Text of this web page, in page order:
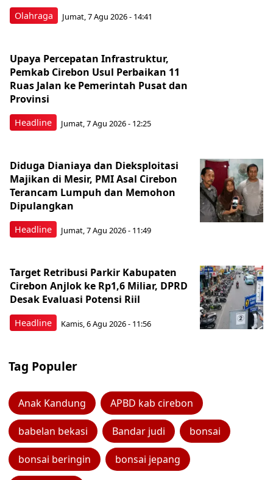
Olahraga Jumat, 7 Agu 2026 - 14:41
Headline
Upaya Percepatan Infrastruktur,
Pemkab Cirebon Usul Perbaikan 11
Ruas Jalan ke Pemerintah Pusat dan
Provinsi
Jumat, 7 Agu 2026 - 12:25
Headline
Diduga Dianiaya dan Dieksploitasi
Majikan di Mesir, PMI Asal Cirebon
Terancam Lumpuh dan Memohon
Dipulangkan
Jumat, 7 Agu 2026 - 11:49
Headline
Target Retribusi Parkir Kabupaten
Cirebon Anjlok ke Rp1,6 Miliar, DPRD
Desak Evaluasi Potensi Riil
Kamis, 6 Agu 2026 - 11:56
Tag Populer
Anak Kandung APBD kab cirebon
babelan bekasi Bandar judi bonsai
bonsai beringin bonsai jepang